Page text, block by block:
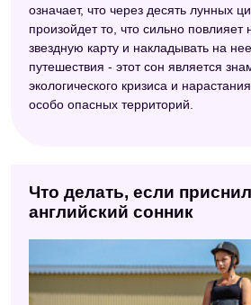
означает, что через десять лунных
произойдет то, что сильно повлияет
звездную карту и накладывать на
путешествия - этот сон является
экологического кризиса и
особо опасных территорий.
Что делать, если
английский сонник